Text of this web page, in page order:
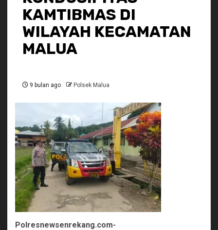
KAMTIBMAS DI
WILAYAH KECAMATAN
MALUA
9 bulan ago Polsek Malua
Polresnewsenrekang.com-